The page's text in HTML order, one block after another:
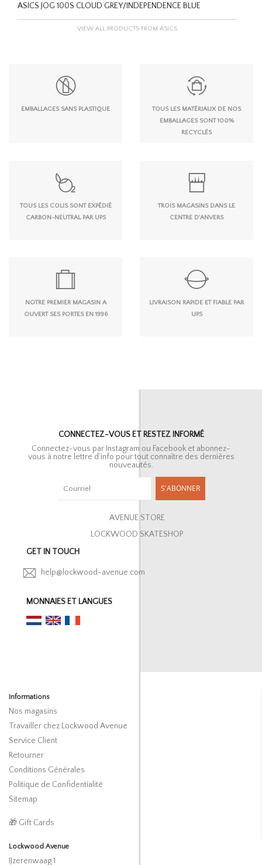
ASICS JOG 100S CLOUD GREY/INDEPENDENCE BLUE
VIEW ALL PRODUCTS FROM ASICS
EMBALLAGES SANS PLASTIQUE
TOUS LES MATÉRIAUX DE NOS
EMBALLAGES SONT 100%
RECYCLÉS
TOUS LES COLIS SONT EXPÉDIÉ
CARBON-NEUTRAL PAR UPS
TROIS MAGASINS DANS LE
CENTRE D'ANVERS
NOTRE PREMIER MAGASIN A
OUVERT SES PORTES EN 1996
LIVRAISON RAPIDE ET FIABLE PAR
UPS
CONNECTEZ-VOUS ET RESTEZ INFORMÉ
Connectez-vous par Instagram ou Facebook et abonnez-
vous à notre lettre d’info pour tout connaître des dernières
nouveautés.
S'ABONNER
AVENUE STORE
LOCKWOOD SKATESHOP
GET IN TOUCH
help@lockwood-avenue.com
MONNAIES ET LANGUES
Informations
Nos magasins
Travailler chez Lockwood Avenue
Service Client
Retourner
Conditions Générales
Politique de Confidentialité
Sitemap
🎁 Gift Cards
Lockwood Avenue
IJzerenwaag 1